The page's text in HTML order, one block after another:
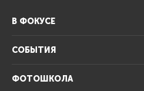
В ФОКУСЕ
СОБЫТИЯ
ФОТОШКОЛА